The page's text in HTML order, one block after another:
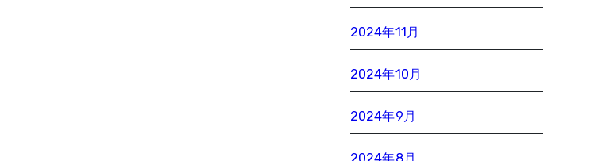
2024年11月
2024年10月
2024年9月